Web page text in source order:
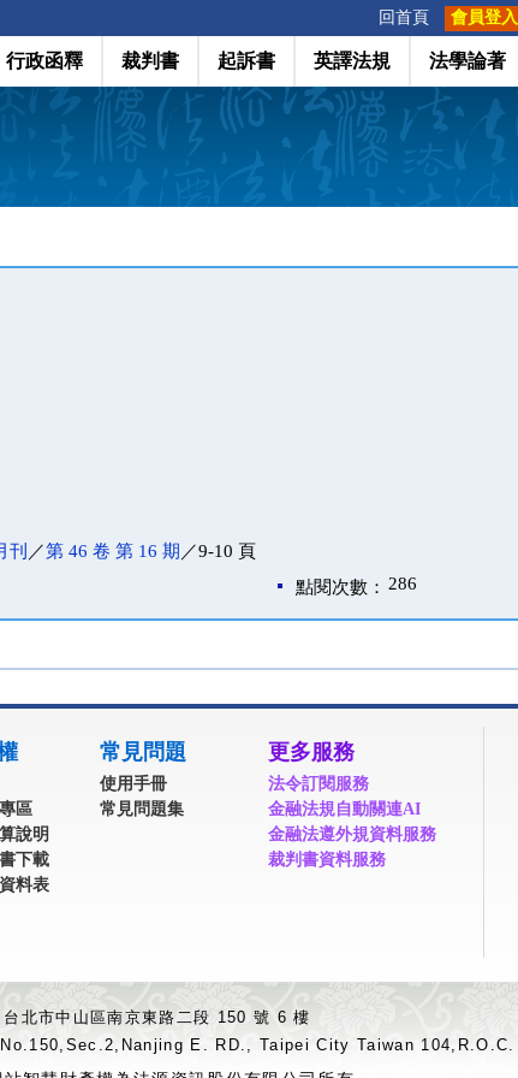
回首頁 會員登入
行政函釋 裁判書 起訴書 英譯法規 法學論著
刊 ／第 46 卷 第 16 期 ／9-10 頁
點閱次數： 286
區
說明
下載
料表
常見問題
使用手冊
常見問題集
更多服務
法令訂閱服務
金融法規自動關連AI
金融法遵外規資料服務
裁判書資料服務
北市中山區南京東路二段 150 號 6 樓
E. RD., Taipei City Taiwan 104,R.O.C.